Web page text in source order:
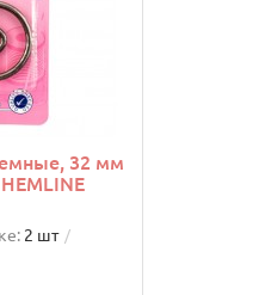
32 мм
2 шт